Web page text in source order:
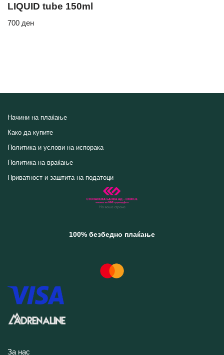
LIQUID tube 150ml
700 ден
Начини на плаќање
Како да купите
Политика и услови на испорака
Политика на враќање
Приватност и заштита на податоци
100% безбедно плаќање
За нас